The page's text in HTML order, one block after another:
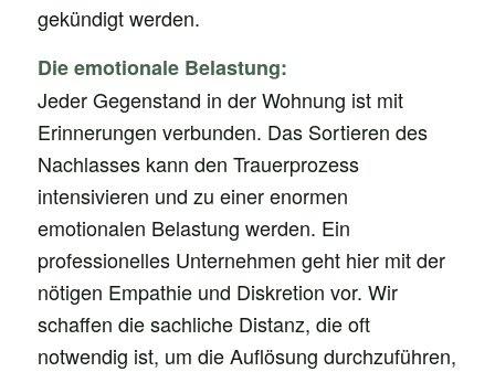
gekündigt werden.
Die emotionale Belastung:
Jeder Gegenstand in der Wohnung ist mit
Erinnerungen verbunden. Das Sortieren des
Nachlasses kann den Trauerprozess
intensivieren und zu einer enormen
emotionalen Belastung werden. Ein
professionelles Unternehmen geht hier mit der
nötigen Empathie und Diskretion vor. Wir
schaffen die sachliche Distanz, die oft
notwendig ist, um die Auflösung durchzuführen,